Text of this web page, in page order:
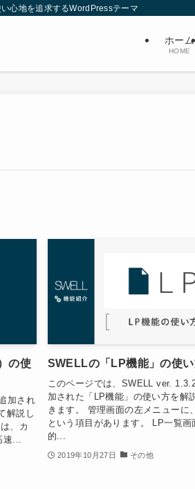
心地を追求するWordPressテーマ
ホーム
HOME
の使
加され
解説し
、カ
...
SWELLの「LP機能」の使
このページでは、SWELL ver.
加された「LP機能」の使い方を解
きます。 管理画面の左メニューに
という項目があります。 LP一覧画
的...
2019年10月27日 その他